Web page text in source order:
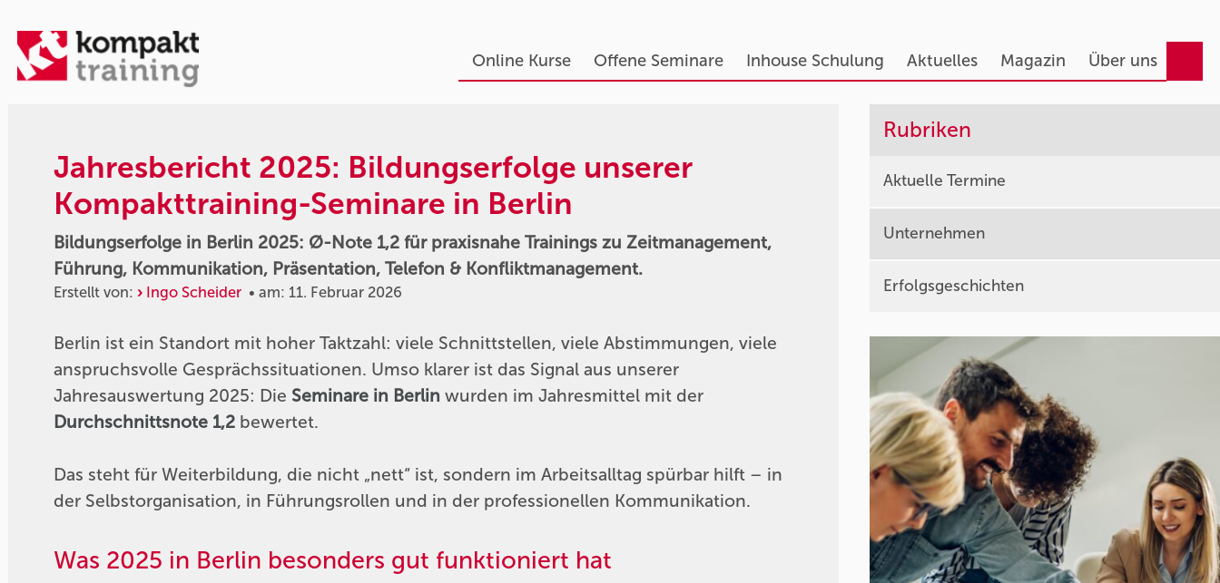
Online Kurse Offene Seminare Inhouse Schulung Aktuelles Magazin Über uns
Jahresbericht 2025: Bildungserfolge unserer
Kompakttraining-Seminare in Berlin
Bildungserfolge in Berlin 2025: Ø-Note 1,2 für praxisnahe Trainings zu Zeitmanagement,
Führung, Kommunikation, Präsentation, Telefon & Konfliktmanagement.
Erstellt von: Ingo Scheider • am: 11. Februar 2026
Berlin ist ein Standort mit hoher Taktzahl: viele Schnittstellen, viele Abstimmungen, viele
anspruchsvolle Gesprächssituationen. Umso klarer ist das Signal aus unserer
Jahresauswertung 2025: Die Seminare in Berlin wurden im Jahresmittel mit der
Durchschnittsnote 1,2 bewertet.
Das steht für Weiterbildung, die nicht „nett“ ist, sondern im Arbeitsalltag spürbar hilft – in
der Selbstorganisation, in Führungsrollen und in der professionellen Kommunikation.
Was 2025 in Berlin besonders gut funktioniert hat
Rubriken
Aktuelle Termine
Unternehmen
Erfolgsgeschichten